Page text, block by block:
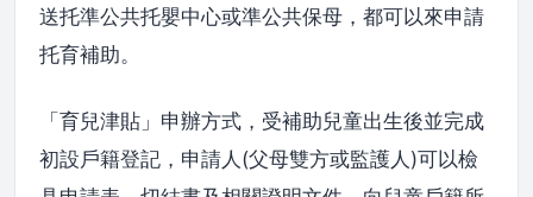
送托準公共托嬰中心或準公共保母，都可以來申請
托育補助。
「育兒津貼」申辦方式，受補助兒童出生後並完成
初設戶籍登記，申請人(父母雙方或監護人)可以檢